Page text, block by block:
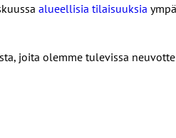
alueellisia tilaisuuksia
joita olemme tulevissa